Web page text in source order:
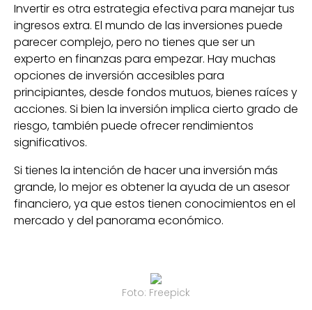
Invertir es otra estrategia efectiva para manejar tus
ingresos extra. El mundo de las inversiones puede
parecer complejo, pero no tienes que ser un
experto en finanzas para empezar. Hay muchas
opciones de inversión accesibles para
principiantes, desde fondos mutuos, bienes raíces y
acciones. Si bien la inversión implica cierto grado de
riesgo, también puede ofrecer rendimientos
significativos.
Si tienes la intención de hacer una inversión más
grande, lo mejor es obtener la ayuda de un asesor
financiero, ya que estos tienen conocimientos en el
mercado y del panorama económico.
Foto: Freepick